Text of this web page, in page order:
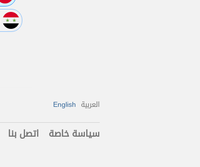
العربية English
سياسة خاصة اتصل بنا